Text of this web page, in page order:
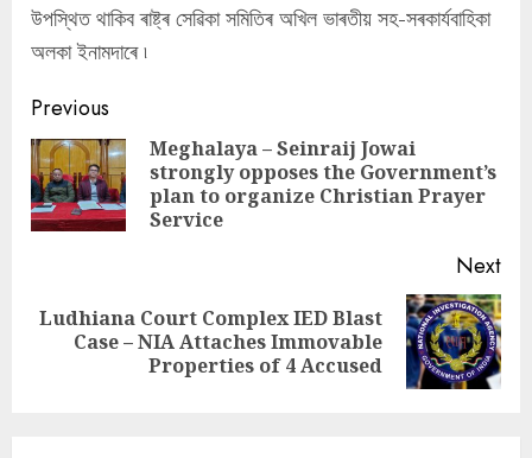
উপস্থিত থাকিব ৰাষ্ট্ৰ সেৱিকা সমিতিৰ অখিল ভাৰতীয় সহ-সৰকাৰ্যবাহিকা
অলকা ইনামদাৰে ৷
Continue
Reading
Previous
Meghalaya – Seinraij Jowai
strongly opposes the Government’s
plan to organize Christian Prayer
Service
Next
Next
Ludhiana Court Complex IED Blast
Case – NIA Attaches Immovable
Properties of 4 Accused